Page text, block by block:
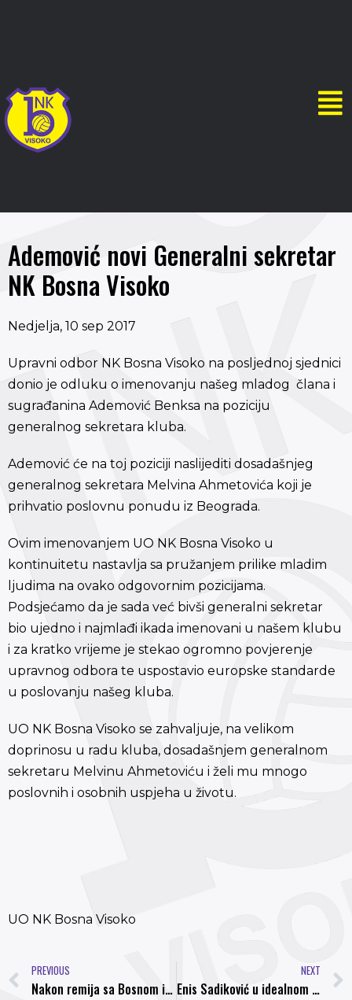
Ademović novi Generalni sekretar
NK Bosna Visoko
Nedjelja, 10 sep 2017
Upravni odbor NK Bosna Visoko na posljednoj sjednici
donio je odluku o imenovanju našeg mladog člana i
sugrađanina Ademović Benksa na poziciju
generalnog sekretara kluba.
Ademović će na toj poziciji naslijediti dosadašnjeg
generalnog sekretara Melvina Ahmetovića koji je
prihvatio poslovnu ponudu iz Beograda.
Ovim imenovanjem UO NK Bosna Visoko u
kontinuitetu nastavlja sa pružanjem prilike mladim
ljudima na ovako odgovornim pozicijama.
Podsjećamo da je sada već bivši generalni sekretar
bio ujedno i najmlađi ikada imenovani u našem klubu
i za kratko vrijeme je stekao ogromno povjerenje
upravnog odbora te uspostavio europske standarde
u poslovanju našeg kluba.
UO NK Bosna Visoko se zahvaljuje, na velikom
doprinosu u radu kluba, dosadašnjem generalnom
sekretaru Melvinu Ahmetoviću i želi mu mnogo
poslovnih i osobnih uspjeha u životu.
UO NK Bosna Visoko
PREVIOUS
Nakon remija sa Bosnom i poraza od Iskre, Elvedin Beganović više nije trener FK Rudar
NEXT
Enis Sadiković u idealnom timi 6 kola